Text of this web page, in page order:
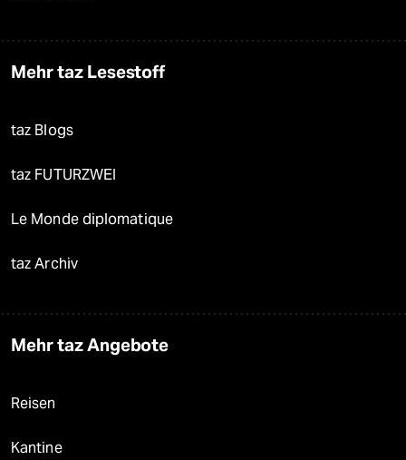
Mehr taz Lesestoff
taz Blogs
taz FUTURZWEI
Le Monde diplomatique
taz Archiv
Mehr taz Angebote
Reisen
Kantine